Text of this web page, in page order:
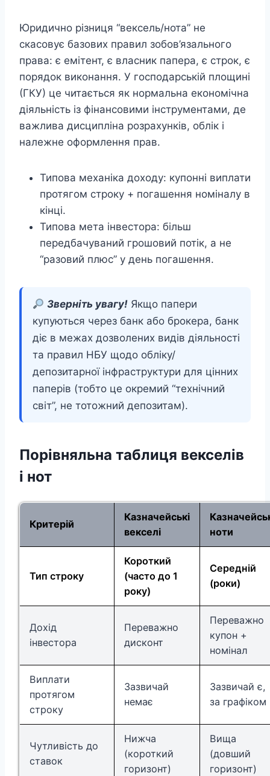
Юридично різниця “вексель/нота” не
скасовує базових правил зобов’язального
права: є емітент, є власник папера, є строк, є
порядок виконання. У господарській площині
(ГКУ) це читається як нормальна економічна
діяльність із фінансовими інструментами, де
важлива дисципліна розрахунків, облік і
належне оформлення прав.
Типова механіка доходу: купонні виплати
протягом строку + погашення номіналу в
кінці.
Типова мета інвестора: більш
передбачуваний грошовий потік, а не
“разовий плюс” у день погашення.
Зверніть увагу! Якщо папери
купуються через банк або брокера, банк
діє в межах дозволених видів діяльності
та правил НБУ щодо обліку/
депозитарної інфраструктури для цінних
паперів (тобто це окремий “технічний
світ”, не тотожний депозитам).
Порівняльна таблиця векселів
і нот
Критерій
Казначейські
векселі
ноти
Тип строку
Короткий
(часто до 1
року)
Середній
(роки)
Дохід
інвестора
Переважно
дисконт
Переважно
купон +
номінал
Виплати
протягом
строку
Зазвичай
немає
Зазвичай є,
за графіком
Чутливість до
ставок
Нижча
(короткий
горизонт)
Вища
(довший
горизонт)